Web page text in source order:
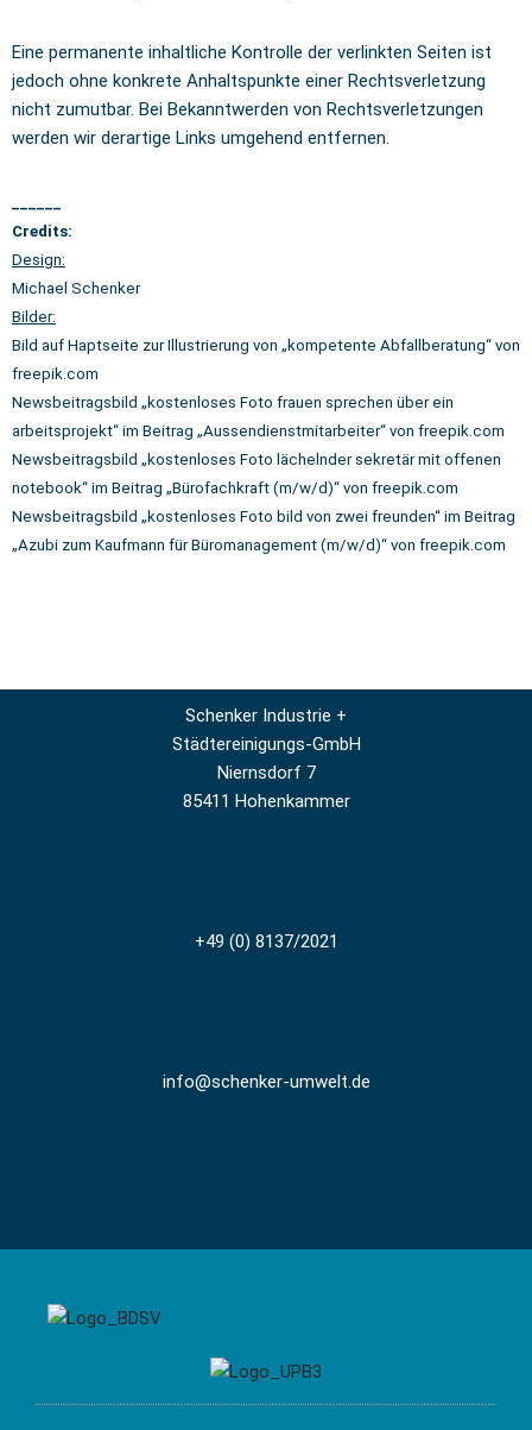
Eine permanente inhaltliche Kontrolle der verlinkten Seiten ist
jedoch ohne konkrete Anhaltspunkte einer Rechtsverletzung
nicht zumutbar. Bei Bekanntwerden von Rechtsverletzungen
werden wir derartige Links umgehend entfernen.
______
Credits:
Design:
Michael Schenker
Bilder:
Bild auf Haptseite zur Illustrierung von „kompetente Abfallberatung“ von
freepik.com
Newsbeitragsbild „kostenloses Foto frauen sprechen über ein
arbeitsprojekt“ im Beitrag „Aussendienstmitarbeiter“ von freepik.com
Newsbeitragsbild „kostenloses Foto lächelnder sekretär mit offenen
notebook“ im Beitrag „Bürofachkraft (m/w/d)“ von freepik.com
Newsbeitragsbild „kostenloses Foto bild von zwei freunden“ im Beitrag
„Azubi zum Kaufmann für Büromanagement (m/w/d)“ von freepik.com
Schenker Industrie +
Städtereinigungs-GmbH
Niernsdorf 7
85411 Hohenkammer
+49 (0) 8137/2021
info@schenker-umwelt.de